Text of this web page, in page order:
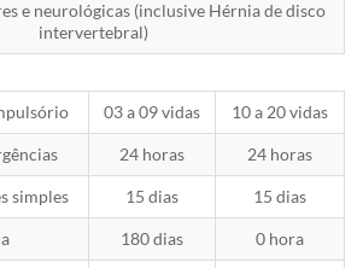
e neurológicas (inclusive Hérnia de disco
intervertebral)
03 a 09 vidas 10 a 20 vidas
24 horas 24 horas
simples 15 dias 15 dias
180 dias 0 hora